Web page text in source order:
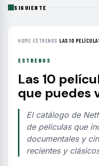
SIGUIENTE
HOME›ESTRENOS ›LAS 10
ESTRENOS
Las 10
que puedes
El catálogo de
de películas que
documentales y
recientes y